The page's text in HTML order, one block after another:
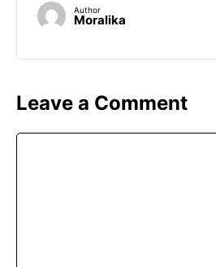
Author
Moralika
Leave a Comment